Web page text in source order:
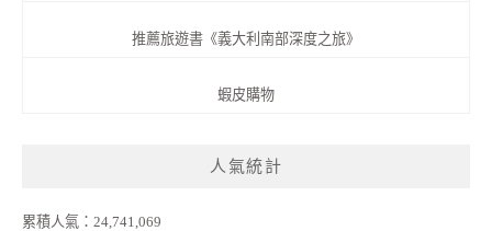
推薦旅遊書《義大利南部深度之旅》
蝦皮購物
人氣統計
累積人氣：24,741,069